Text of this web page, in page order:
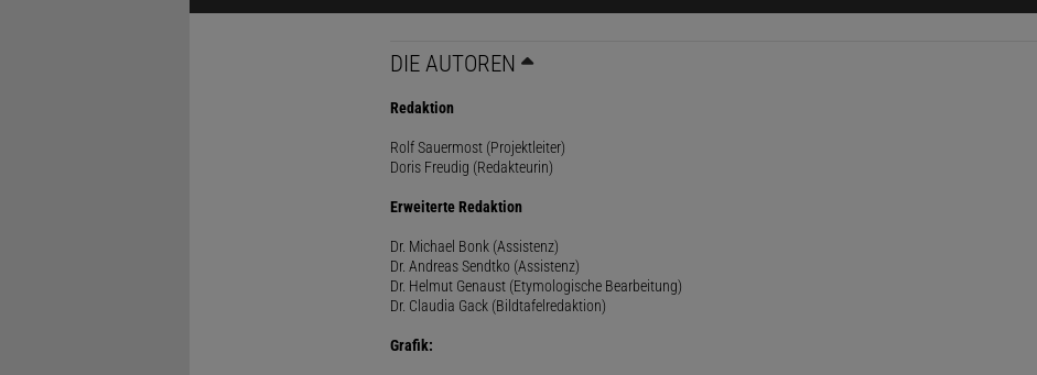
DIE AUTOREN
Redaktion
Rolf Sauermost (Projektleiter)
Doris Freudig (Redakteurin)
Erweiterte Redaktion
Dr. Michael Bonk (Assistenz)
Dr. Andreas Sendtko (Assistenz)
Dr. Helmut Genaust (Etymologische Bearbeitung)
Dr. Claudia Gack (Bildtafelredaktion)
Grafik: